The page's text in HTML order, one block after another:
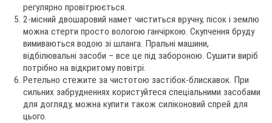
регулярно провітрюється.
2-місний двошаровий намет чиститься вручну, пісок і землю
можна стерти просто вологою ганчіркою. Скупчення бруду
вимиваються водою зі шланга. Пральні машини,
відбілювальні засоби – все це під забороною. Сушити виріб
потрібно на відкритому повітрі.
Ретельно стежите за чистотою застібок-блискавок. При
сильних забрудненнях користуйтеся спеціальними засобами
для догляду, можна купити також силіконовий спрей для
цього.